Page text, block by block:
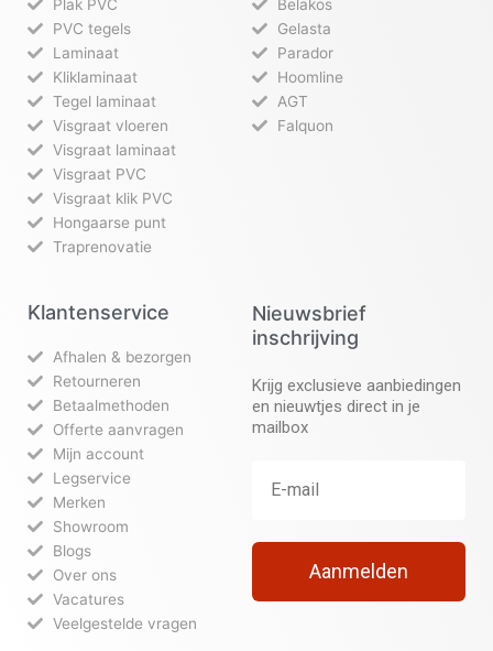
Plak PVC
PVC tegels
Laminaat
Kliklaminaat
Tegel laminaat
Visgraat vloeren
Visgraat laminaat
Visgraat PVC
Visgraat klik PVC
Hongaarse punt
Traprenovatie
Belakos
Gelasta
Parador
Hoomline
AGT
Falquon
Klantenservice
Afhalen & bezorgen
Retourneren
Betaalmethoden
Offerte aanvragen
Mijn account
Legservice
Merken
Showroom
Blogs
Over ons
Vacatures
Veelgestelde vragen
Nieuwsbrief
inschrijving
Krijg exclusieve aanbiedingen
en nieuwtjes direct in je
mailbox
Aanmelden